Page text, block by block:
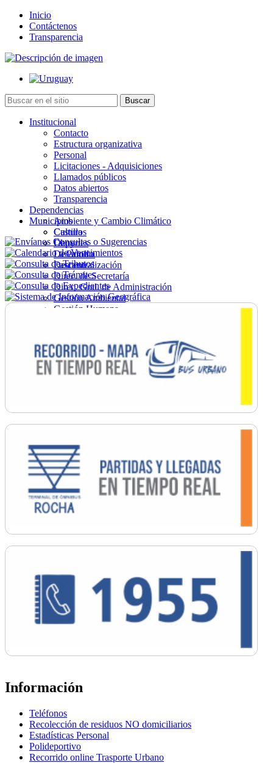
Inicio
Contáctenos
Transparencia
Institucional
Contacto
Estructura organizativa
Personal
Licitaciones - Adquisiciones
Llamados públicos
Datos abiertos
Transparencia
Dependencias
Ambiente y Cambio Climático
Cultura
Deportes
Desarrollo
Descentralización
Direc. de Secretaría
Direc. Gral. de Administración
Gestión Ambiental
Gestión Humana
Ordenamiento
Promoción Social
Salud
Secretaría General
Municipios
Castillos
Chuy
La Paloma
Lascano
Información
Teléfonos
Recolección de residuos NO domiciliarios
Estadísticas Personal
Polideportivo
Recorrido online Trasporte Urbano